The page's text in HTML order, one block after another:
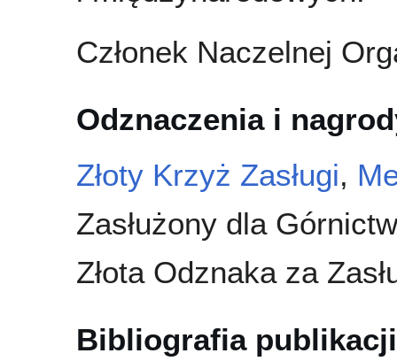
Członek Naczelnej
Odznaczenia i
Złoty Krzyż Zasługi,
Zasłużony dla
Złota Odznaka za
Bibliografia publikacji